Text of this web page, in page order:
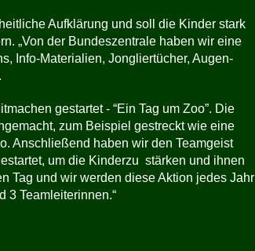
Aufklärung und soll die Kinder stark
„Von der Bundeszentrale haben wir eine
Info-Materialien, Jongliertücher, Augen-
gestartet - “Ein Tag um Zoo”. Die
zum Beispiel gestreckt wie eine
Anschließend haben wir den Teamgeist
um die Kinderzu stärken und ihnen
Tag und wir werden diese Aktion jedes Jahr
3 Teamleiterinnen.“